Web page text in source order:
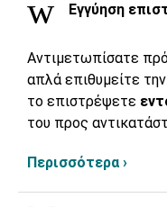
Εγγύηση
Αντιμετωπίσατε
απλά επιθυμείτε
το επιστρέψετε
του προς
Περισσότερα ›